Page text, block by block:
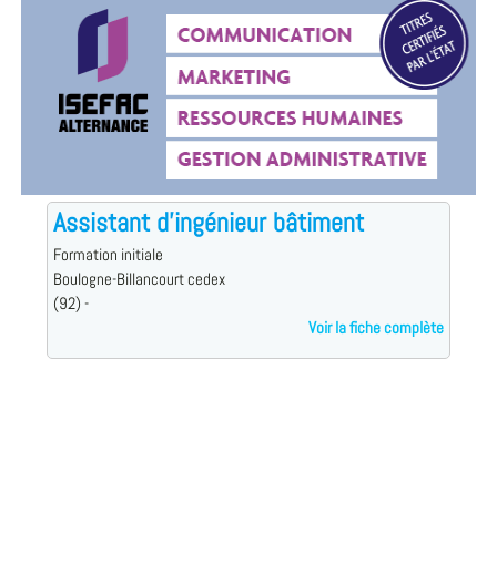
Assistant d'ingénieur bâtiment
Formation initiale
Boulogne-Billancourt cedex
(92) -
Voir la fiche complète